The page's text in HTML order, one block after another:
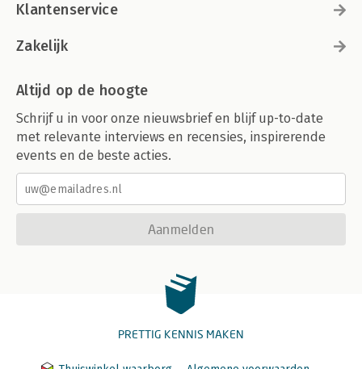
Klantenservice
Zakelijk
Altijd op de hoogte
Schrijf u in voor onze nieuwsbrief en blijf up-to-date
met relevante interviews en recensies, inspirerende
events en de beste acties.
Aanmelden
PRETTIG KENNIS MAKEN